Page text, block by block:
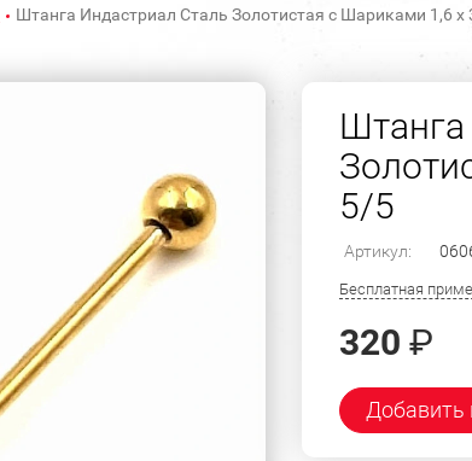
Штанга Индастриал Сталь Золотистая с Шариками 1,6 х
Штанга
5/5
Артикул:
Бесплатная
320 ₽
Добавить